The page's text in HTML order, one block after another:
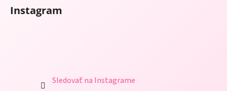
Instagram
Sledovať na Instagrame